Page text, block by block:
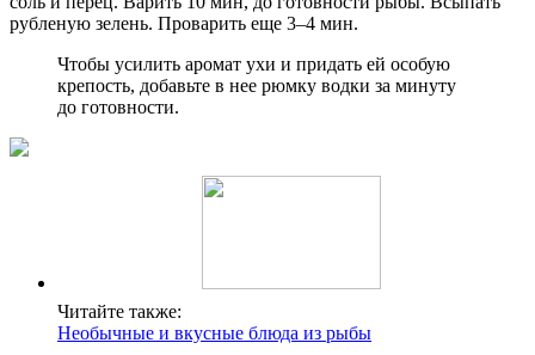
рубленую зелень. Проварить еще 3–4 мин.
Чтобы усилить аромат ухи и придать ей особую
крепость, добавьте в нее рюмку водки за минуту
до готовности.
Читайте также:
Необычные и вкусные блюда из рыбы